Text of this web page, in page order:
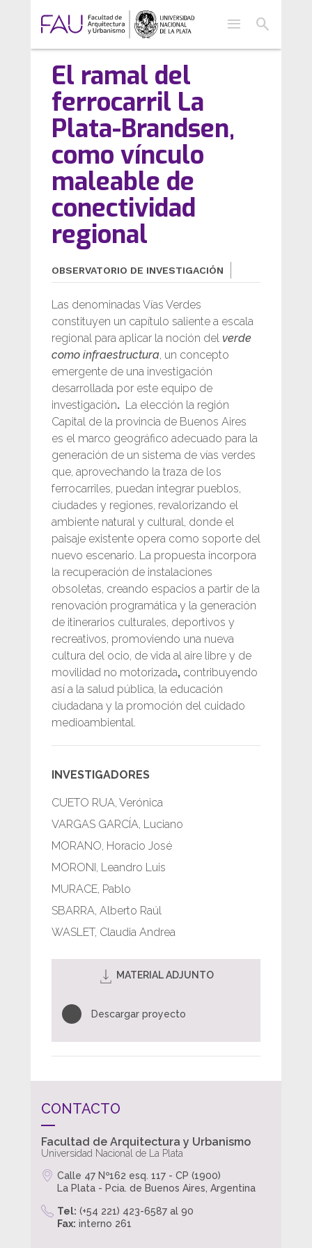
menu search
El ramal del
ferrocarril La
Plata-Brandsen,
como vínculo
maleable de
conectividad
regional
OBSERVATORIO DE INVESTIGACIÓN
Las denominadas Vías Verdes
constituyen un capítulo saliente a escala
regional para aplicar la noción del verde
como infraestructura, un concepto
emergente de una investigación
desarrollada por este equipo de
investigación. La elección la región
Capital de la provincia de Buenos Aires
es el marco geográfico adecuado para la
generación de un sistema de vías verdes
que, aprovechando la traza de los
ferrocarriles, puedan integrar pueblos,
ciudades y regiones, revalorizando el
ambiente natural y cultural, donde el
paisaje existente opera como soporte del
nuevo escenario. La propuesta incorpora
la recuperación de instalaciones
obsoletas, creando espacios a partir de la
renovación programática y la generación
de itinerarios culturales, deportivos y
recreativos, promoviendo una nueva
cultura del ocio, de vida al aire libre y de
movilidad no motorizada, contribuyendo
así a la salud pública, la educación
ciudadana y la promoción del cuidado
medioambiental.
INVESTIGADORES
CUETO RUA, Verónica
VARGAS GARCÍA, Luciano
MORANO, Horacio José
MORONI, Leandro Luis
MURACE, Pablo
SBARRA, Alberto Raúl
WASLET, Claudia Andrea
MATERIAL ADJUNTO
Descargar proyecto
CONTACTO
Facultad de Arquitectura y Urbanismo
Universidad Nacional de La Plata
Calle 47 Nº162 esq. 117 - CP (1900)
La Plata - Pcia. de Buenos Aires, Argentina
Tel: (+54 221) 423-6587 al 90
Fax: interno 261